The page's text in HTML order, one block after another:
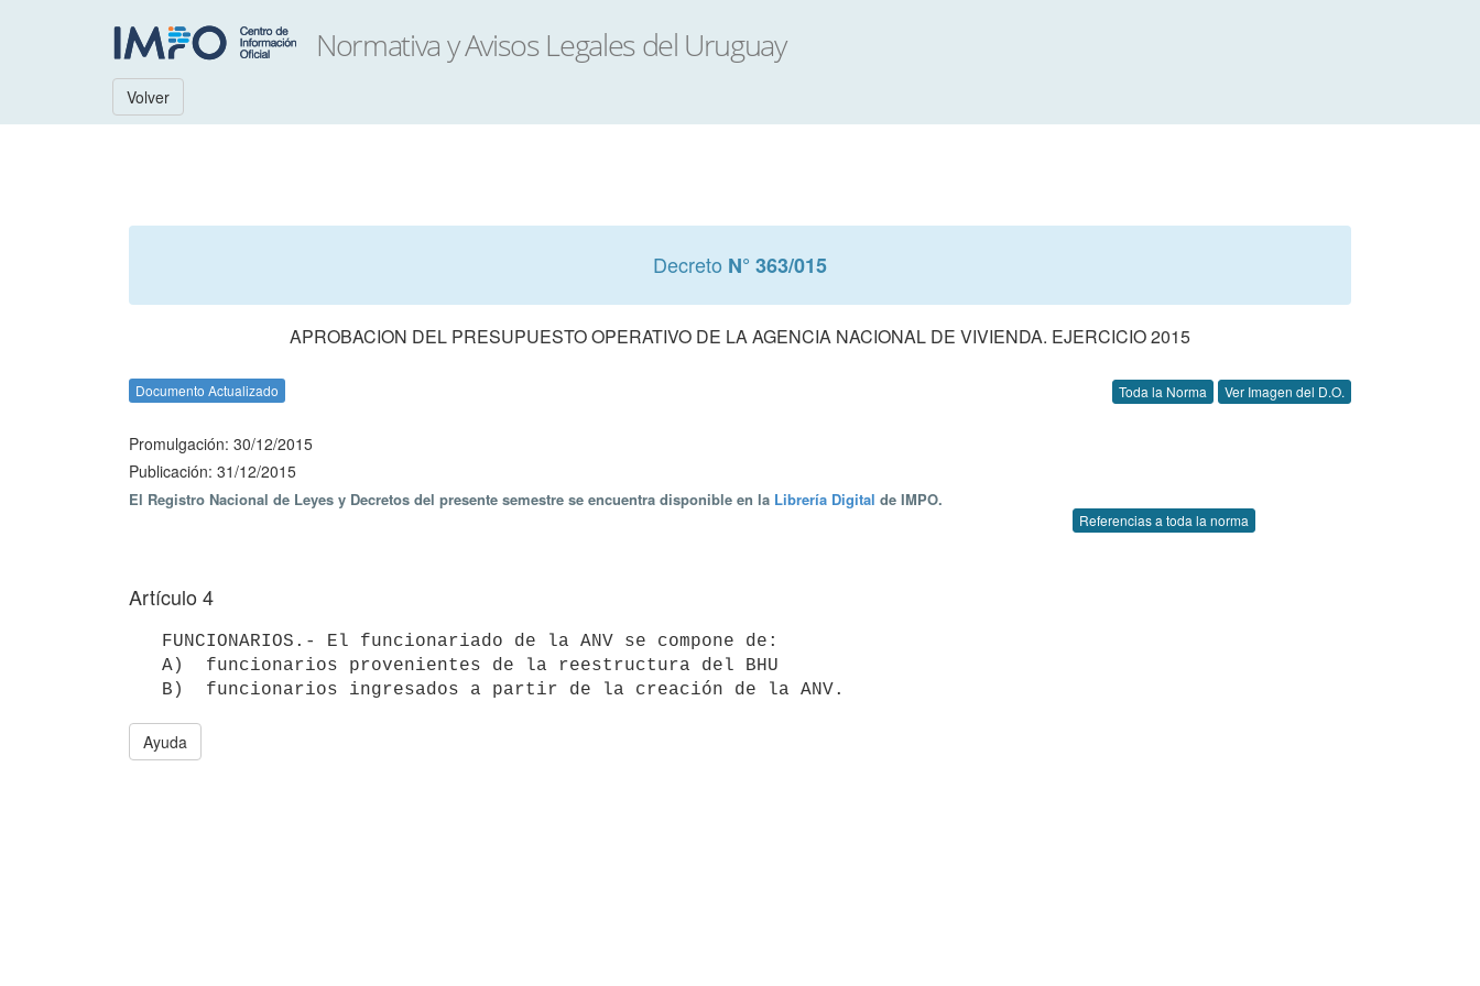
Volver
Decreto N° 363/015
APROBACION DEL PRESUPUESTO OPERATIVO DE LA AGENCIA NACIONAL DE VIVIENDA. EJERCICIO 2015
Documento Actualizado Toda la Norma Ver Imagen del D.O.
Promulgación: 30/12/2015
Publicación: 31/12/2015
El Registro Nacional de Leyes y Decretos del presente semestre se encuentra disponible en la Librería Digital de IMPO.
Referencias a toda la norma
Artículo 4
Ayuda